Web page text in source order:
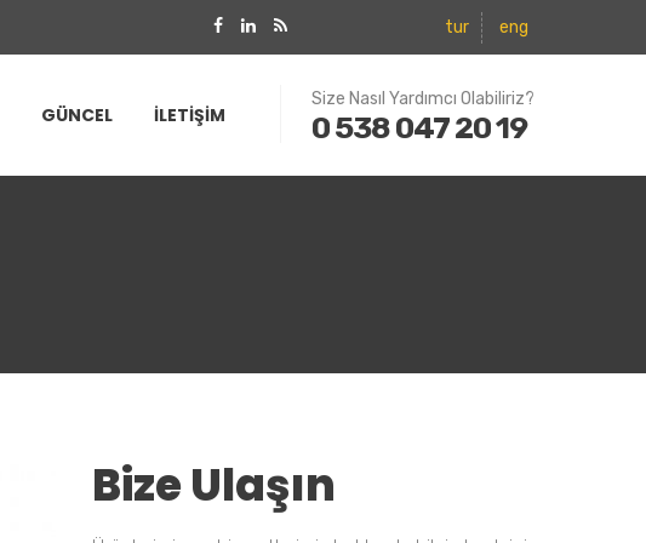
tur eng
Size Nasıl Yardımcı Olabiliriz?
0 538 047 20 19
GÜNCEL İLETİŞİM
Bize Ulaşın